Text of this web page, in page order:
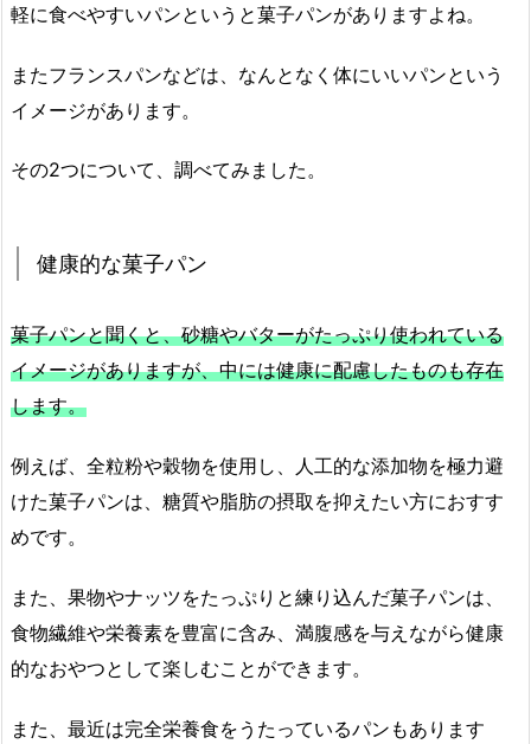
軽に食べやすいパンというと菓子パンがありますよね。
またフランスパンなどは、なんとなく体にいいパンという
イメージがあります。
その2つについて、調べてみました。
健康的な菓子パン
菓子パンと聞くと、砂糖やバターがたっぷり使われている
イメージがありますが、中には健康に配慮したものも存在
します。
例えば、全粒粉や穀物を使用し、人工的な添加物を極力避
けた菓子パンは、糖質や脂肪の摂取を抑えたい方におすす
めです。
また、果物やナッツをたっぷりと練り込んだ菓子パンは、
食物繊維や栄養素を豊富に含み、満腹感を与えながら健康
的なおやつとして楽しむことができます。
また、最近は完全栄養食をうたっているパンもあります